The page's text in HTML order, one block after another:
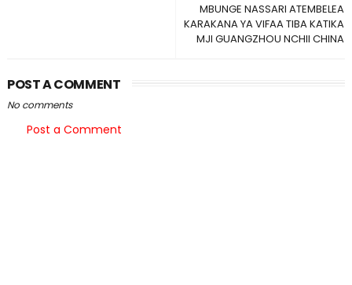
MBUNGE NASSARI ATEMBELEA
KARAKANA YA VIFAA TIBA KATIKA
MJI GUANGZHOU NCHII CHINA
POST A COMMENT
No comments
Post a Comment